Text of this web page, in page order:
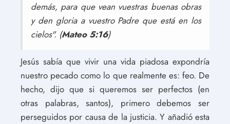
demás, para que vean vuestras buenas obras
y den gloria a vuestro Padre que está en los
cielos". (Mateo 5:16)
Jesús sabía que vivir una vida piadosa expondría
nuestro pecado como lo que realmente es: feo. De
hecho, dijo que si queremos ser perfectos (en
otras palabras, santos), primero debemos ser
perseguidos por causa de la justicia. Y añadió esta